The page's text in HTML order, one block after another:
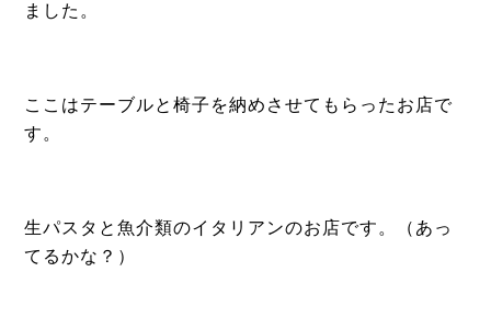
ました。
ここはテーブルと椅子を納めさせてもらったお店で
す。
生パスタと魚介類のイタリアンのお店です。（あっ
てるかな？）